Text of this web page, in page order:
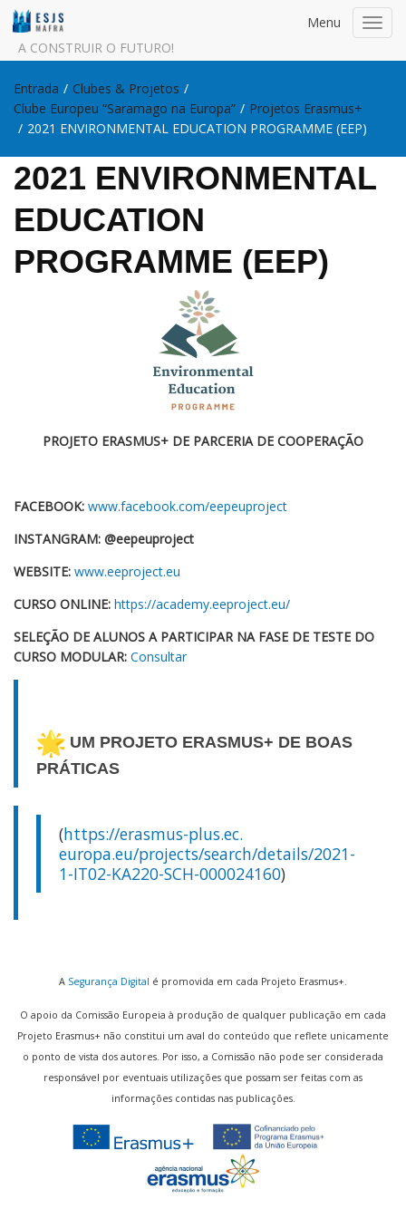
A CONSTRUIR O FUTURO!
Menu
Entrada / Clubes & Projetos /
Clube Europeu “Saramago na Europa” / Projetos Erasmus+
/ 2021 ENVIRONMENTAL EDUCATION PROGRAMME (EEP)
2021 ENVIRONMENTAL
EDUCATION
PROGRAMME (EEP)
PROJETO ERASMUS+ DE PARCERIA DE COOPERAÇÃO
FACEBOOK: www.facebook.com/eepeuproject
INSTANGRAM: @eepeuproject
WEBSITE: www.eeproject.eu
CURSO ONLINE: https://academy.eeproject.eu/
SELEÇÃO DE ALUNOS A PARTICIPAR NA FASE DE TESTE DO
CURSO MODULAR: Consultar
UM PROJETO ERASMUS+ DE BOAS
PRÁTICAS
(https://erasmus-plus.ec.
europa.eu/projects/search/details/2021-
1-IT02-KA220-SCH-000024160)
A Segurança Digital é promovida em cada Projeto Erasmus+.
O apoio da Comissão Europeia à produção de qualquer publicação em cada
Projeto Erasmus+ não constitui um aval do conteúdo que reflete unicamente
o ponto de vista dos autores. Por isso, a Comissão não pode ser considerada
responsável por eventuais utilizações que possam ser feitas com as
informações contidas nas publicações.